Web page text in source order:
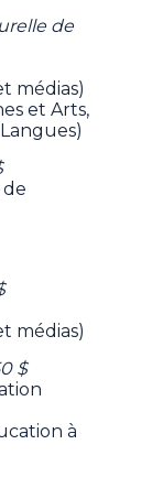
de
médias)
et Arts,
de
médias)
$
à